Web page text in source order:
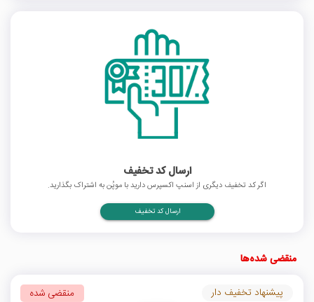
ارسال کد تخفیف
اگر کد تخفیف دیگری از اسنپ اکسپرس دارید با موپُن به اشتراک بگذارید.
ارسال کد تخفیف
منقضی شده‌ها
پیشنهاد تخفیف دار منقضی شده